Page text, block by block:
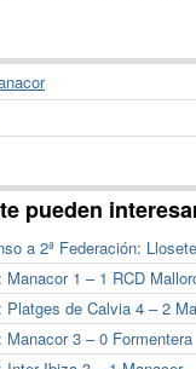
pueden
a 2ª Federación:
Manacor 1 – 1 RCD
Platges de Calvia 4 – 2
Manacor 3 – 0 Formentera